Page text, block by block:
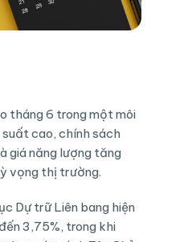
tháng 6 trong một môi
cao, chính sách
giá năng lượng tăng
vọng thị trường.
Dự trữ Liên bang hiện
3,75%, trong khi